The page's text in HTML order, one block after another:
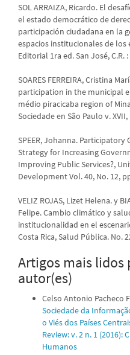
SOL ARRAIZA, Ricardo. El
el estado democrático de
participación ciudadana en la
espacios institucionales de
Editorial 1ra ed. San José, C.R. :
SOARES FERREIRA, Cristina
participation in the municipal
médio piracicaba region of
Sociedade en São Paulo v.
SPEER, Johanna. Participatory
Strategy for Increasing
Improving Public Services?,
Development Vol. 40, No. 12,
VELIZ ROJAS, Lizet Helena. y
Felipe. Cambio climático y
institucionalidad en el
Costa Rica, Salud Pública. No.
Artigos mais lidos
autor(es)
Celso Antonio Pacheco
Sociedade da
o Viés dos Países
Review: v. 2 n. 1 (2016):
Humanos